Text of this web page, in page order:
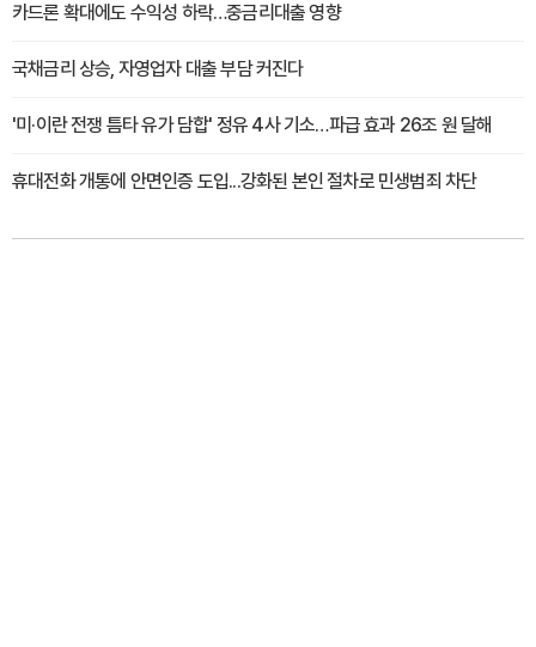
카드론 확대에도 수익성 하락…중금리대출 영향
국채금리 상승, 자영업자 대출 부담 커진다
'미·이란 전쟁 틈타 유가 담합' 정유 4사 기소…파급 효과 26조 원 달해
휴대전화 개통에 안면인증 도입...강화된 본인 절차로 민생범죄 차단